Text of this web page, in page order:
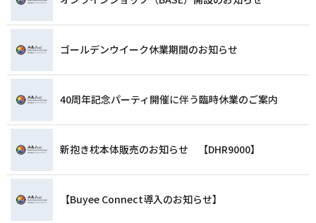
ゴールデンウイーク休業期間のお知らせ
40周年記念パーティ開催に伴う臨時休業のご案内
新抱き枕本体販売のお知らせ 【DHR9000】
【Buyee Connect導入のお知らせ】